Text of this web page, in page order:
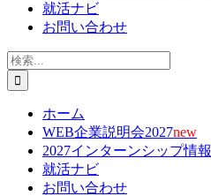
就活ナビ
お問い合わせ
検
索
…
ホーム
WEB企業説明会2027new
2027インターンシップ情報
就活ナビ
お問い合わせ